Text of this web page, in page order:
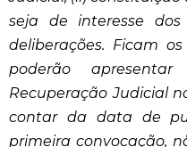
seja de interesse
deliberações. Ficam
poderão
Recuperação Judicial
contar da data de
primeira convocação,